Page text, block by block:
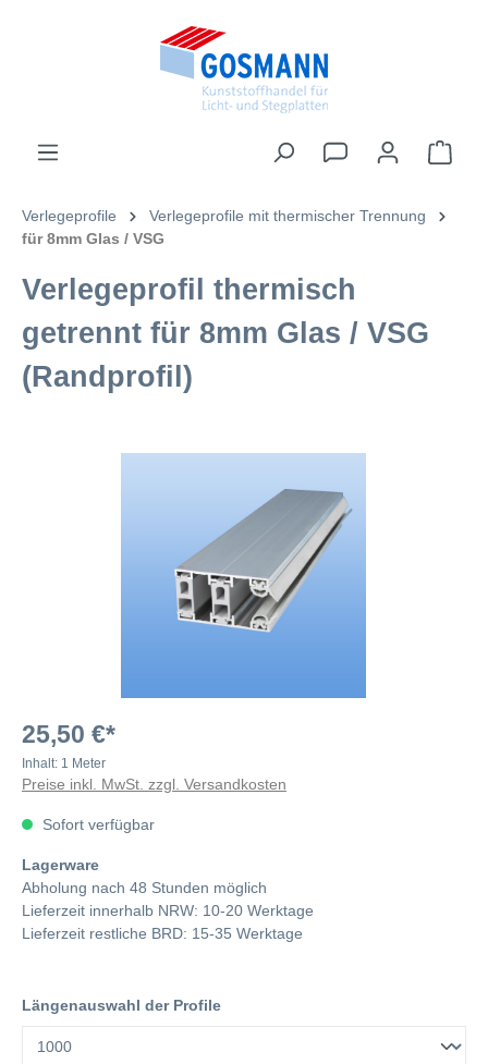
Verlegeprofile
Verlegeprofile mit thermischer Trennung
für 8mm Glas / VSG
Verlegeprofil thermisch
getrennt für 8mm Glas / VSG
(Randprofil)
25,50 €*
Inhalt: 1 Meter
Preise inkl. MwSt. zzgl. Versandkosten
Sofort verfügbar
Lagerware
Abholung nach 48 Stunden möglich
Lieferzeit innerhalb NRW: 10-20 Werktage
Lieferzeit restliche BRD: 15-35 Werktage
Längenauswahl der Profile